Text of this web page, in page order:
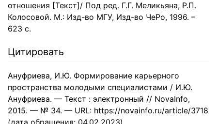
отношения [Текст]/ Под ред. Г.Г. Меликьяна, Р.П.
Колосовой. М.: Изд-во МГУ, Изд-во ЧеРо, 1996. –
623 с.
Цитировать
Ануфриева, И.Ю. Формирование карьерного
пространства молодыми специалистами / И.Ю.
Ануфриева. — Текст : электронный // NovaInfo,
2015. — № 34. — URL: https://novainfo.ru/article/3718
(дата обращения: 04.02.2023).